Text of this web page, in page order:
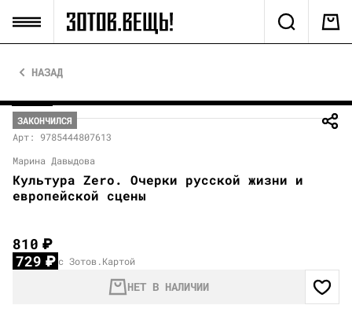
НАЗАД
ЗАКОНЧИЛСЯ
Арт: 9785444807613
Марина Давыдова
Культура Zero. Очерки русской жизни и
европейской сцены
810₽
729₽ с Зотов.Картой
НЕТ В НАЛИЧИИ